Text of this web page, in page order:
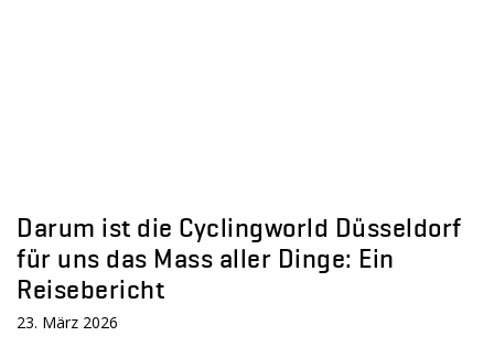
Darum ist die Cyclingworld Düsseldorf
für uns das Mass aller Dinge: Ein
Reisebericht
23. März 2026